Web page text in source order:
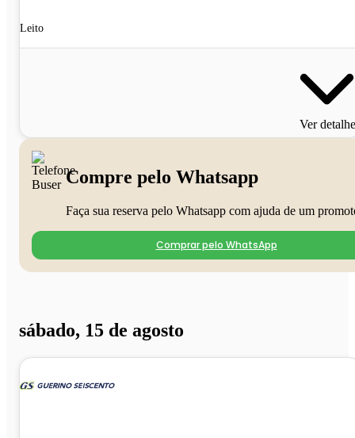
Leito
Ver
Compre pelo Whatsapp
Faça sua reserva pelo Whatsapp com ajuda de um
Comprar pelo WhatsApp
sábado, 15 de agosto